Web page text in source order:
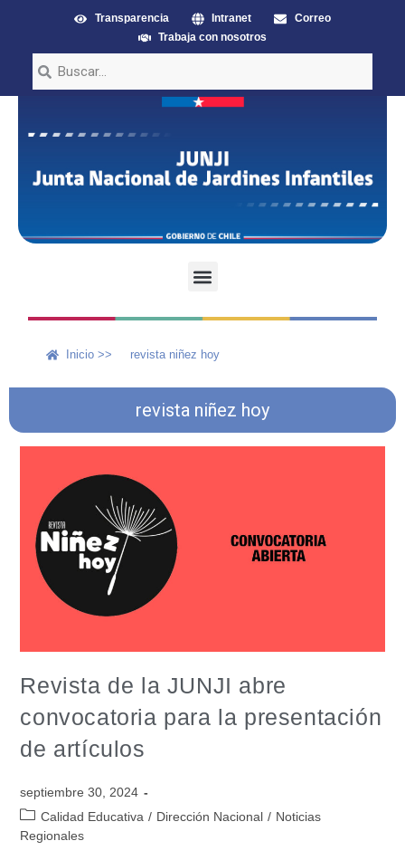
Transparencia Intranet
Correo
Trabaja con nosotros
Inicio >> revista niñez hoy
revista niñez hoy
Revista de la JUNJI abre
convocatoria para la presentación
de artículos
septiembre 30, 2024
Calidad Educativa / Dirección Nacional / Noticias
Regionales